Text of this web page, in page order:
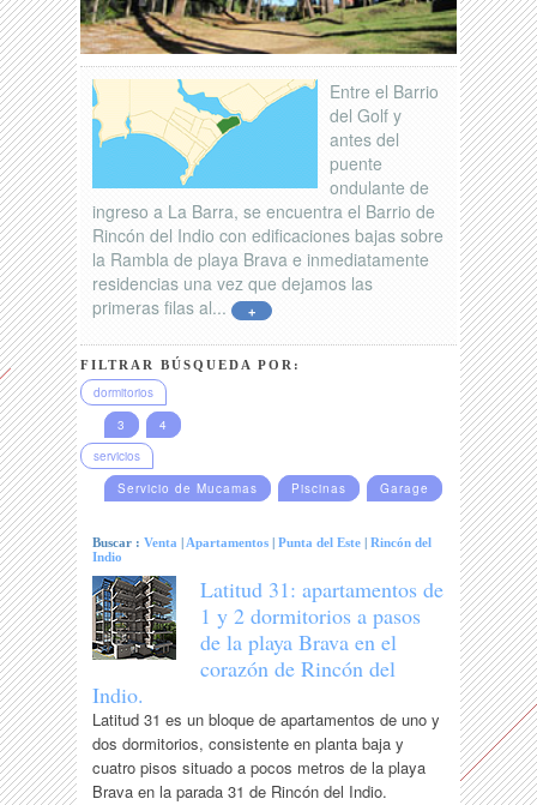
Entre el Barrio
del Golf y
antes del
puente
ondulante de
ingreso a La Barra, se encuentra el Barrio de
Rincón del Indio con edificaciones bajas sobre
la Rambla de playa Brava e inmediatamente
residencias una vez que dejamos las
primeras filas al...
+
FILTRAR BÚSQUEDA POR:
dormitorios
3
4
servicios
Servicio de Mucamas
Piscinas Garage
Buscar :Venta | Apartamentos |Punta del Este |Rincón del
Indio
Latitud 31: apartamentos de
1 y 2 dormitorios a pasos
de la playa Brava en el
corazón de Rincón del
Indio.
Latitud 31 es un bloque de apartamentos de uno y
dos dormitorios, consistente en planta baja y
cuatro pisos situado a pocos metros de la playa
Brava en la parada 31 de Rincón del Indio.